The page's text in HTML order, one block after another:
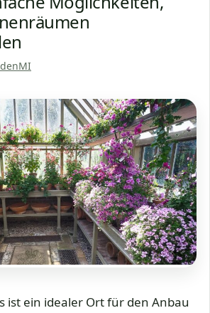
ist ein idealer Ort für den Anbau